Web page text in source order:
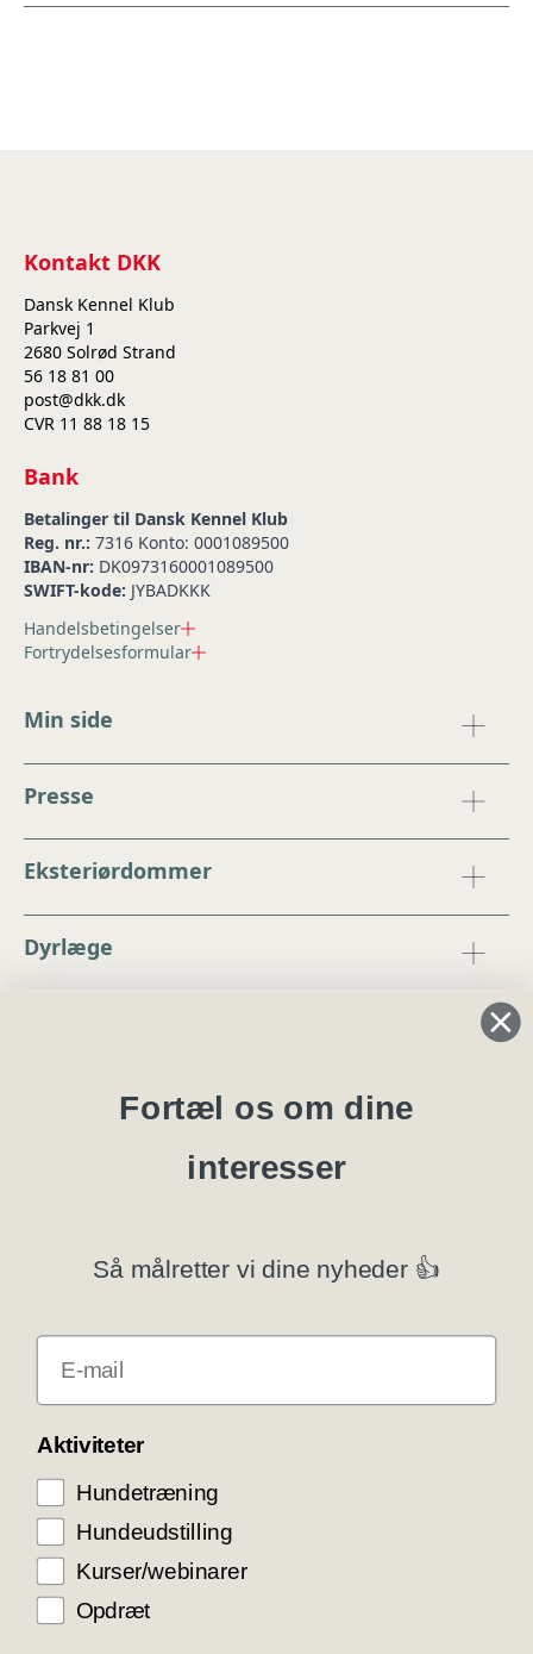
Vi bruger cookies til teknisk funktionalitet samt
trafikmåling for at optimere vores hjemmeside og
levere den bedst mulige service og
brugeroplevelse. Ved at trykke ”Accepter alle”
giver du samtykke til disse formål.
Kontakt DKK
Dansk Kennel Klub
Parkvej 1
2680 Solrød Strand
56 18 81 00
post@dkk.dk
CVR 11 88 18 15
Bank
Betalinger til Dansk Kennel Klub
Reg. nr.: 7316 Konto: 0001089500
IBAN-nr: DK0973160001089500
SWIFT-kode: JYBADKKK
Handelsbetingelser
Fortrydelsesformular
Min side
Presse
Eksteriørdommer
Dyrlæge
Blanketter
Privatlivspolitik
Få rabat som DKK medlem
Fortæl os om dine
interesser
Så målretter vi dine nyheder 👍
E-mail
Aktiviteter
Hundetræning
Hundeudstilling
Kurser/webinarer
Opdræt